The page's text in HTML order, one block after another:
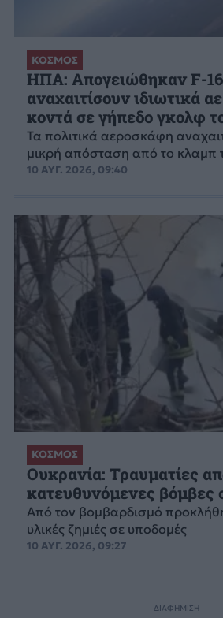
ΚΟΣΜΟΣ
ΗΠΑ: Απογειώθηκαν F-16
αναχαιτίσουν ιδιωτικά
κοντά σε γήπεδο γκολφ
Τα πολιτικά αεροσκάφη
μικρή απόσταση από το κλαμπ
10 ΑΥΓ. 2026, 09:40
ΚΟΣΜΟΣ
Ουκρανία: Τραυματίες
κατευθυνόμενες βόμβες
Από τον βομβαρδισμό
υλικές ζημιές σε υποδομές
10 ΑΥΓ. 2026, 09:27
ΔΙΑΦΗΜΙΣΗ